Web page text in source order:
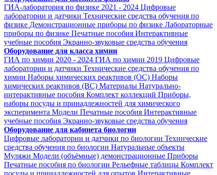
ГИА-лаборатория по физике 2021 - 2024 Цифровые
лаборатории и датчики Технические средства обучения по
физике Демонстрационные приборы по физике Лабораторные
приборы по физике Печатные пособия Интерактивные
учебные пособия Экранно-звуковые средства обучения
Оборудование для класса химии
ГИА по химии 2020 - 2024 ГИА по химии 2019 Цифровые
лаборатории и датчики Технические средства обучения по
химии Наборы химических реактивов (ОС) Наборы
химических реактивов (ВС) Материалы Натурально-
интерактивные пособия Комплект коллекций Приборы,
наборы посуды и принадлежностей для химического
эксперимента Модели Печатные пособия Интерактивные
учебные пособия Экранно-звуковые средства обучения
Оборудование для кабинета биологии
Цифровые лаборатории и датчики по биологии Технические
средства обучения по биологии Натуральные объекты
Муляжи Модели (объёмные) демонстрационные Приборы
Печатные пособия по биологии Рельефные таблицы Комплект
посуды и принадлежностей для опытов Интерактивные